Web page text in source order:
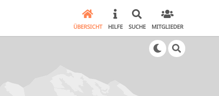
ÜBERSICHT HILFE SUCHE MITGLIEDER